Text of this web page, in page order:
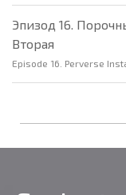
Эпизод 16.
Вторая
Episode 16. Perverse